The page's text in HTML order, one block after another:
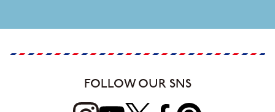
FOLLOW OUR SNS